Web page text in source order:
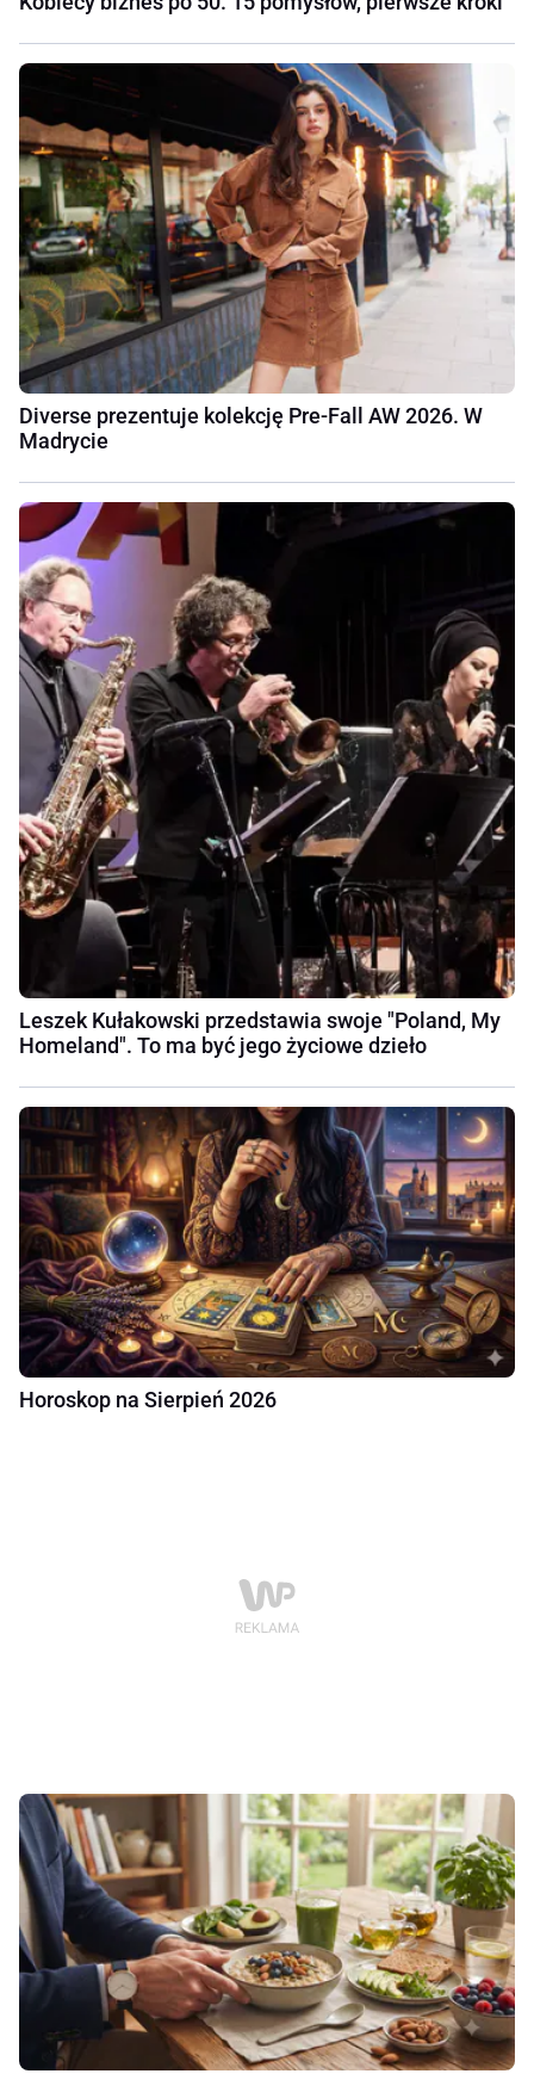
Diverse prezentuje kolekcję Pre-Fall AW 2026. W
Madrycie
Leszek Kułakowski przedstawia swoje "Poland, My
Homeland". To ma być jego życiowe dzieło
Horoskop na Sierpień 2026